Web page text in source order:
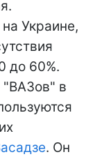
Украине,
до 60%.
"ВАЗов" в
. Он